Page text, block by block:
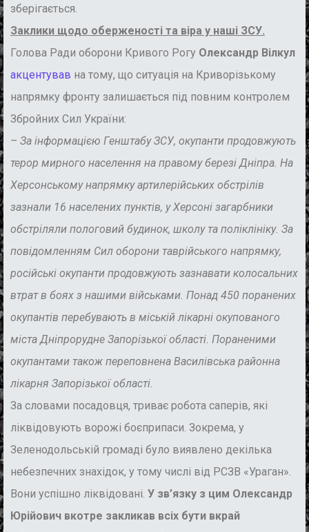
зберігається.
Заклики щодо оберженості та віра у наші ЗСУ.
Голова Ради оборони Кривого Рогу Олександр Вілкул
акцентував на тому, що ситуація на Криворізькому
напрямку фронту залишається під повним контролем
Збройних Сил України:
– За інформацією Генштабу ЗСУ, окупанти продовжують
терор мирного населення на правому березі Дніпра. На
Херсонському напрямку артилерійських обстрілів
зазнали 16 населених пунктів, у Херсоні загарбники
обстріляли пологовий будинок, школу та поліклініку. За
повідомленням Сил оборони таврійського напрямку,
російські окупанти продовжують зазнавати колосальних
втрат в боях з нашими військами. Понад 450 поранених
окупантів перебувають в міській лікарні окупованого
міста Дніпрорудне Запорізької області. Пораненими
окупантами також переповнена Василівська районна
лікарня Запорізької області.
За словами посадовця, триває робота саперів, які
ліквідовують ворожі боєприпаси. Зокрема, у
Зеленодольській громаді було виявлено декілька
небезпечних знахідок, у тому числі від РСЗВ «Ураган».
Вони успішно ліквідовані. У зв’язку з цим Олександр
Юрійович вкотре закликав всіх бути вкрай